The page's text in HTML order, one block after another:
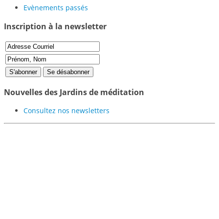
Evènements passés
Inscription à la newsletter
Nouvelles des Jardins de méditation
Consultez nos newsletters